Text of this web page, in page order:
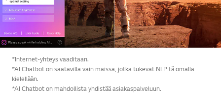
*Internet-yhteys vaaditaan.
*AI Chatbot on saatavilla vain maissa, jotka tukevat NLP:tä omalla
kielellään.
*AI Chatbot on mahdollista yhdistää asiakaspalveluun.